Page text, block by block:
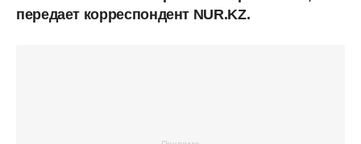
передает корреспондент NUR.KZ.